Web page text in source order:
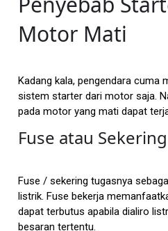
Motor Mati
Kadang kala, pengendara cuma
sistem starter dari motor saja.
pada motor yang mati dapat
Fuse atau
Fuse / sekering tugasnya
listrik. Fuse bekerja
dapat terbutus apabila dialiro
besaran tertentu.